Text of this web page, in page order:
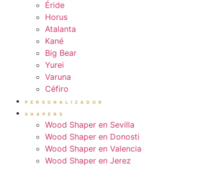
Éride
Horus
Atalanta
Kané
Big Bear
Yurei
Varuna
Céfiro
PERSONALIZADOR
SHAPERS
Wood Shaper en Sevilla
Wood Shaper en Donosti
Wood Shaper en Valencia
Wood Shaper en Jerez